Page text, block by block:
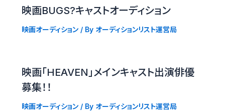
映画BUGS?キャストオーディション
映画オーディション/ By オーディションリスト運営局
映画「HEAVEN」メインキャスト出演俳優
募集！！
映画オーディション/ By オーディションリスト運営局